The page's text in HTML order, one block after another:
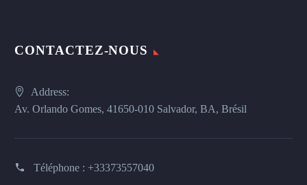
CONTACTEZ-NOUS
Address:
Av. Orlando Gomes, 41650-010 Salvador, BA, Brésil
Téléphone : +33373557040